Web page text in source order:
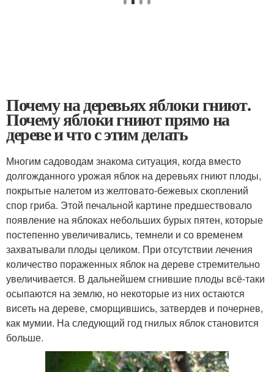
Почему на деревьях яблоки гниют.
Почему яблоки гниют прямо на
дереве и что с этим делать
Многим садоводам знакома ситуация, когда вместо
долгожданного урожая яблок на деревьях гниют плоды,
покрытые налетом из желтовато-бежевых скоплений
спор гриба. Этой печальной картине предшествовало
появление на яблоках небольших бурых пятен, которые
постепенно увеличивались, темнели и со временем
захватывали плоды целиком. При отсутствии лечения
количество пораженных яблок на дереве стремительно
увеличивается. В дальнейшем сгнившие плоды всё-таки
осыпаются на землю, но некоторые из них остаются
висеть на дереве, сморщившись, затвердев и почернев,
как мумии. На следующий год гнилых яблок становится
больше.